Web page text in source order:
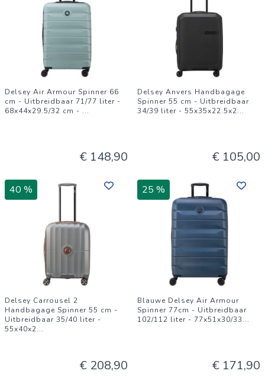
Delsey Air Armour Spinner 66
cm - Uitbreidbaar 71/77 liter -
68x44x29.5/32 cm - ...
€ 148,90
Delsey Anvers Handbagage
Spinner 55 cm - Uitbreidbaar
34/39 liter - 55x35x22.5x2...
€ 105,00
40 %
Delsey Carrousel 2
Handbagage Spinner 55 cm -
Uitbreidbaar 35/40 liter -
55x40x2...
€ 208,90
25 %
Blauwe Delsey Air Armour
Spinner 77cm - Uitbreidbaar
102/112 liter - 77x51x30/33...
€ 171,90